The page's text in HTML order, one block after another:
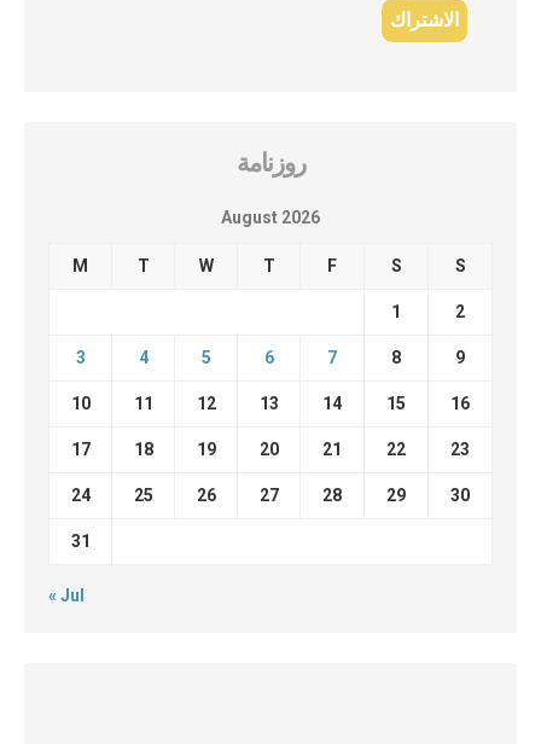
روزنامة
August 2026
M T W T F S S
1 2
3 4 5 6 7 8 9
10 11 12 13 14 15 16
17 18 19 20 21 22 23
24 25 26 27 28 29 30
31
« Jul